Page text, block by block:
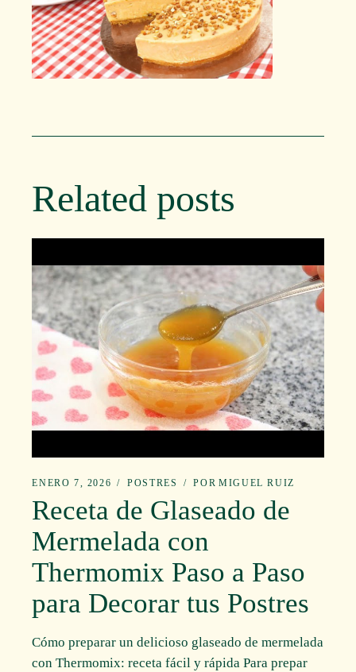
Related posts
ENERO 7, 2026 POSTRES POR MIGUEL RUIZ
Receta de Glaseado de
Mermelada con
Thermomix Paso a Paso
para Decorar tus Postres
Cómo preparar un delicioso glaseado de mermelada
con Thermomix: receta fácil y rápida Para prepar